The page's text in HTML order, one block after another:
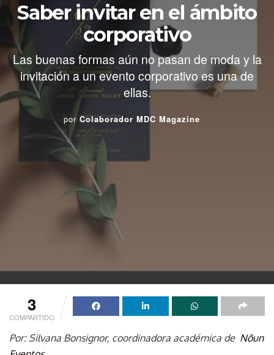
Saber invitar en el ámbito
corporativo
Las buenas formas aún no pasan de moda y la
invitación a un evento corporativo es una de
ellas.
por Colaborador MDC Magazine
3
COMPARTIDO
Por: Silvana Bonsignor, coordinadora académica de Nõun